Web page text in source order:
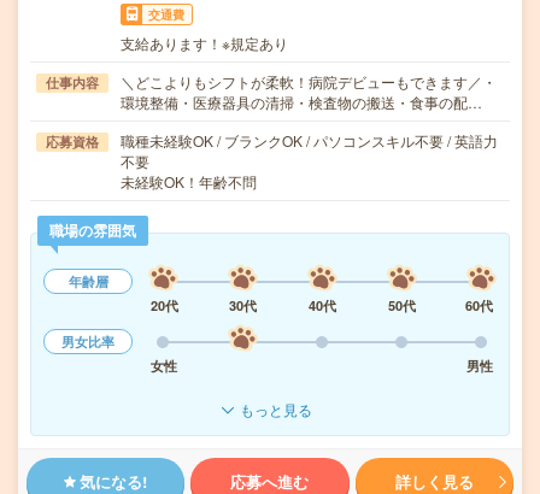
交通費
支給あります！※規定あり
仕事内容
＼どこよりもシフトが柔軟！病院デビューもできます／・
環境整備・医療器具の清掃・検査物の搬送・食事の配…
応募資格
職種未経験OK / ブランクOK / パソコンスキル不要 / 英語力
不要
未経験OK！年齢不問
職場の雰囲気
年齢層
20代
30代 40代 50代
60代
男女比率
女性
男性
もっと見る
気になる! 応募へ進む 詳しく見る